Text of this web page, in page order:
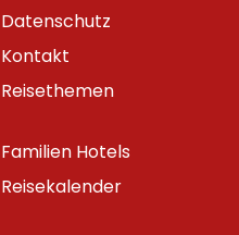
Datenschutz
Kontakt
Reisethemen
Familien Hotels
Reisekalender